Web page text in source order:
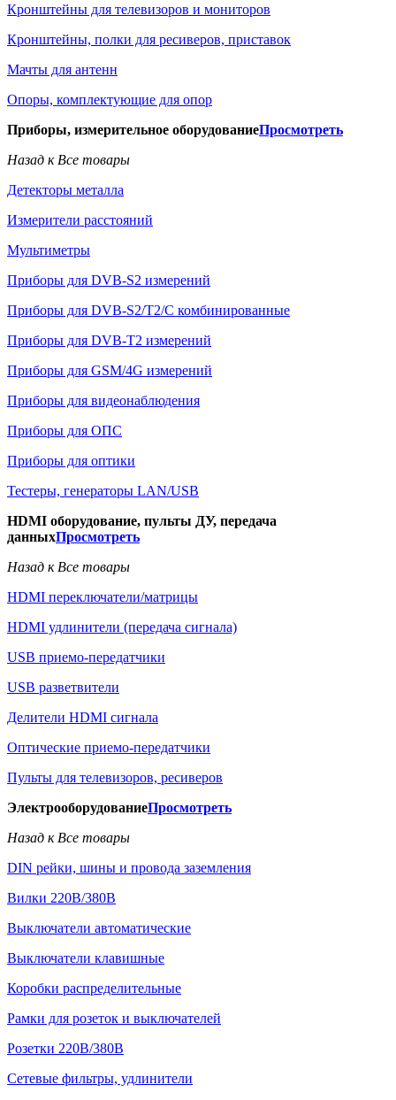
Кронштейны для телевизоров и мониторов
Кронштейны, полки для ресиверов, приставок
Мачты для антенн
Опоры, комплектующие для опор
Приборы, измерительное оборудованиеПросмотреть
Назад к Все товары
Детекторы металла
Измерители расстояний
Мультиметры
Приборы для DVB-S2 измерений
Приборы для DVB-S2/T2/C комбинированные
Приборы для DVB-T2 измерений
Приборы для GSM/4G измерений
Приборы для видеонаблюдения
Приборы для ОПС
Приборы для оптики
Тестеры, генераторы LAN/USB
HDMI оборудование, пульты ДУ, передача
данныхПросмотреть
Назад к Все товары
HDMI переключатели/матрицы
HDMI удлинители (передача сигнала)
USB приемо-передатчики
USB разветвители
Делители HDMI сигнала
Оптические приемо-передатчики
Пульты для телевизоров, ресиверов
ЭлектрооборудованиеПросмотреть
Назад к Все товары
DIN рейки, шины и провода заземления
Вилки 220В/380В
Выключатели автоматические
Выключатели клавишные
Коробки распределительные
Рамки для розеток и выключателей
Розетки 220В/380В
Сетевые фильтры, удлинители